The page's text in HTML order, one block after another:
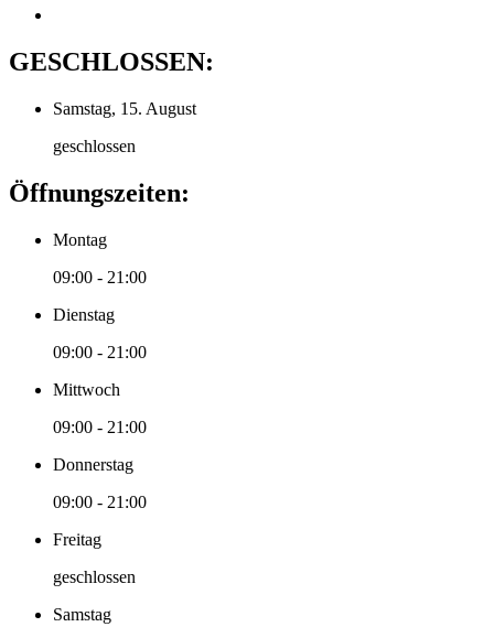
GESCHLOSSEN:
Samstag, 15. August
geschlossen
Öffnungszeiten:
Montag
09:00 - 21:00
Dienstag
09:00 - 21:00
Mittwoch
09:00 - 21:00
Donnerstag
09:00 - 21:00
Freitag
geschlossen
Samstag